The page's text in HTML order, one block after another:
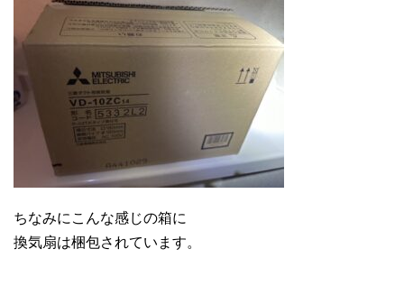
ちなみにこんな感じの箱に
換気扇は梱包されています。